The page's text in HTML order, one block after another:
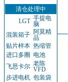
清仓处理中
LGT 手提电
脑
混装箱子 阿莫精
品
贴片样本 热缩管
进口多圈 电池
飞思卡尔 老陈
VFD
步进电机 包装袋